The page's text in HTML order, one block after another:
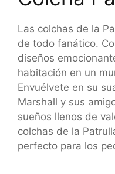
Las colchas de la
de todo fanático.
diseños
habitación en un
Envuélvete en su
Marshall y sus
sueños llenos de
colchas de la
perfecto para los